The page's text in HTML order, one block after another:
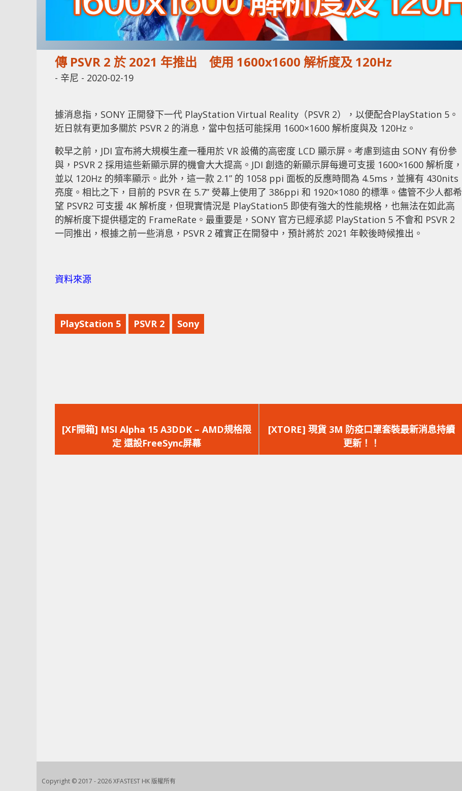
傳 PSVR 2 於 2021 年推出 使用 1600x1600 解析度及 120Hz
- 辛尼 - 2020-02-19
據消息指，SONY 正開發下一代 PlayStation Virtual Reality（PSVR 2），以便配合PlayStation 5。
近日就有更加多關於 PSVR 2 的消息，當中包括可能採用 1600×1600 解析度與及 120Hz。
較早之前，JDI 宣布將大規模生產一種用於 VR 設備的高密度 LCD 顯示屏。考慮到這由 SONY 有份參
與，PSVR 2 採用這些新顯示屏的機會大大提高。JDI 創造的新顯示屏每邊可支援 1600×1600 解析度，
並以 120Hz 的頻率顯示。此外，這一款 2.1” 的 1058 ppi 面板的反應時間為 4.5ms，並擁有 430nits
亮度。相比之下，目前的 PSVR 在 5.7” 熒幕上使用了 386ppi 和 1920×1080 的標準。儘管不少人都希
望 PSVR2 可支援 4K 解析度，但現實情況是 PlayStation5 即使有強大的性能規格，也無法在如此高
的解析度下提供穩定的 FrameRate。最重要是，SONY 官方已經承認 PlayStation 5 不會和 PSVR 2
一同推出，根據之前一些消息，PSVR 2 確實正在開發中，預計將於 2021 年較後時候推出。
資料來源
PlayStation 5 PSVR 2 Sony
一
篇
文
[XF開箱] MSI Alpha 15 A3DDK – AMD規格限
定 還設FreeSync屏幕
一
篇
文
[XTORE] 現貨 3M 防疫口罩套裝最新消息持續
更新！！
Copyright © 2017 - 2026 XFASTEST HK 版權所有